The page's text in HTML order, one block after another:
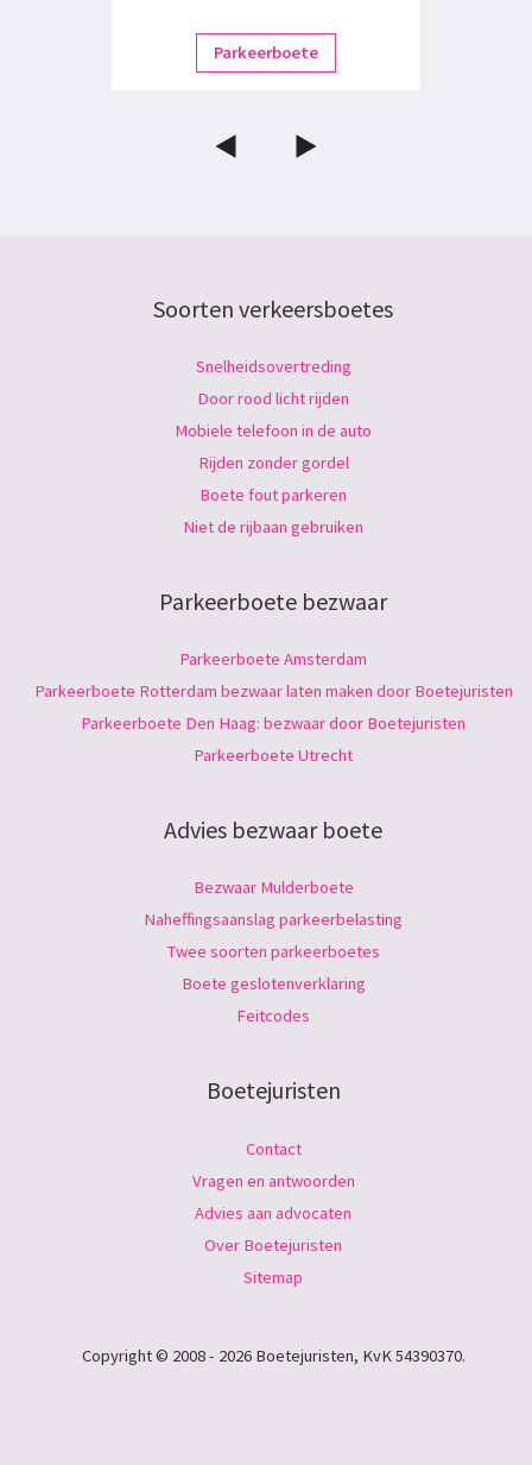
Parkeerboete
Soorten verkeersboetes
Snelheidsovertreding
Door rood licht rijden
Mobiele telefoon in de auto
Rijden zonder gordel
Boete fout parkeren
Niet de rijbaan gebruiken
Parkeerboete bezwaar
Parkeerboete Amsterdam
Parkeerboete Rotterdam bezwaar laten maken door Boetejuristen
Parkeerboete Den Haag: bezwaar door Boetejuristen
Parkeerboete Utrecht
Advies bezwaar boete
Bezwaar Mulderboete
Naheffingsaanslag parkeerbelasting
Twee soorten parkeerboetes
Boete geslotenverklaring
Feitcodes
Boetejuristen
Contact
Vragen en antwoorden
Advies aan advocaten
Over Boetejuristen
Sitemap
Copyright © 2008 - 2026 Boetejuristen, KvK 54390370.